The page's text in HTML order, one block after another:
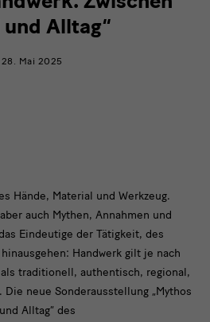
Zwischen
Alltag“
und Alltag“
28. Mai 2025
Hände, Material und Werkzeug.
auch Mythen, Annahmen und
Eindeutige der Tätigkeit, des
Handwerk gilt je nach
traditionell, authentisch, regional,
neue Sonderausstellung „Mythos
Alltag“ des